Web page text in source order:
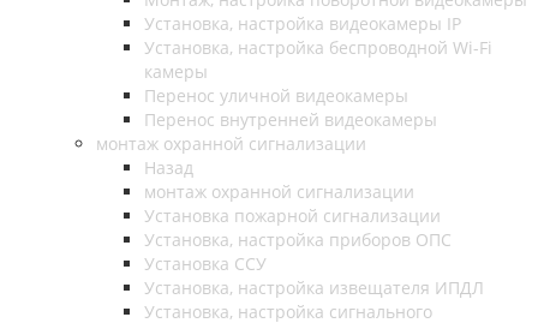
Установка, настройка видеокамеры IP
Установка, настройка беспроводной Wi-Fi
камеры
Перенос уличной видеокамеры
Перенос внутренней видеокамеры
монтаж охранной сигнализации
Назад
монтаж охранной сигнализации
Установка пожарной сигнализации
Установка, настройка приборов ОПС
Установка ССУ
Установка, настройка извещателя ИПДЛ
Установка, настройка сигнального